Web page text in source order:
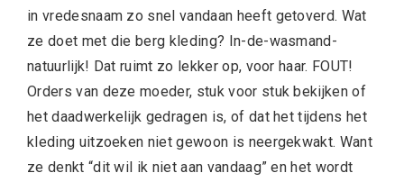
in vredesnaam zo snel vandaan heeft getoverd. Wat
ze doet met die berg kleding? In-de-wasmand-
natuurlijk! Dat ruimt zo lekker op, voor haar. FOUT!
Orders van deze moeder, stuk voor stuk bekijken of
het daadwerkelijk gedragen is, of dat het tijdens het
kleding uitzoeken niet gewoon is neergekwakt. Want
ze denkt “dit wil ik niet aan vandaag” en het wordt